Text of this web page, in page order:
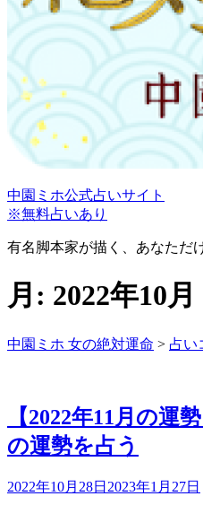
中園ミホ公式占いサイト
※無料占いあり
有名脚本家が描く、あなただ
月: 2022年10月
中園ミホ 女の絶対運命 > 占い
【2022年11月の運
の運勢を占う
投
2022年10月28日 2023年1月27日